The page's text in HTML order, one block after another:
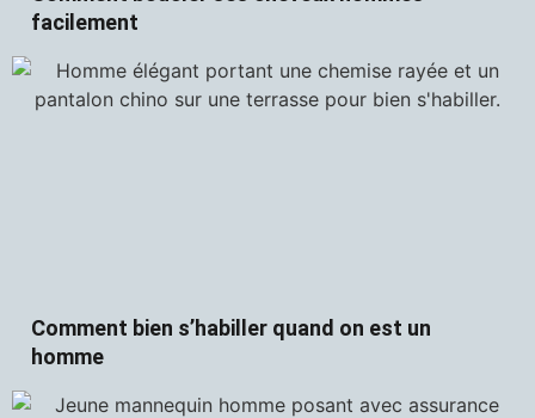
facilement
Comment bien s’habiller quand on est un
homme